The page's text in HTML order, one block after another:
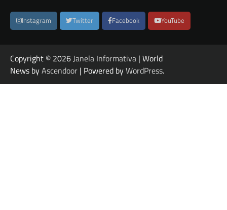
Instagram Twitter Facebook YouTube
Copyright © 2026 Janela Informativa | World
News byAscendoor | Powered byWordPress.